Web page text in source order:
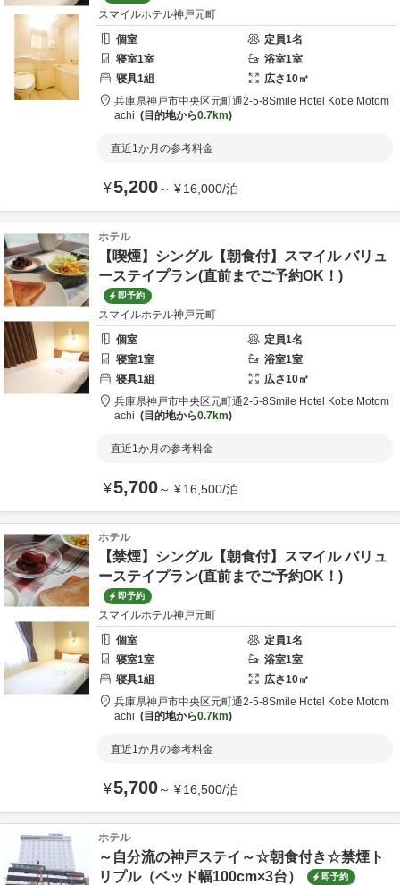
スマイルホテル神戸元町
個室
定員1名
寝室1室 浴室1室
寝具1組 広さ10㎡
兵庫県神戸市中央区元町通2-5-8Smile Hotel Kobe Motom
achi
目的地から0.7km
直近1か月の参考料金
¥5,200～ ¥16,000/泊
ホテル
【喫煙】シングル【朝食付】スマイル バリュ
ーステイプラン(直前までご予約OK！)
即予約
スマイルホテル神戸元町
個室
定員1名
寝室1室 浴室1室
寝具1組 広さ10㎡
兵庫県神戸市中央区元町通2-5-8Smile Hotel Kobe Motom
achi
目的地から0.7km
直近1か月の参考料金
¥5,700～ ¥16,500/泊
ホテル
【禁煙】シングル【朝食付】スマイル バリュ
ーステイプラン(直前までご予約OK！)
即予約
スマイルホテル神戸元町
個室
定員1名
寝室1室 浴室1室
寝具1組 広さ10㎡
兵庫県神戸市中央区元町通2-5-8Smile Hotel Kobe Motom
achi
目的地から0.7km
直近1か月の参考料金
¥5,700～ ¥16,500/泊
ホテル
～自分流の神戸ステイ～☆朝食付き☆禁煙ト
リプル（ベッド幅100cm×3台）
即予約